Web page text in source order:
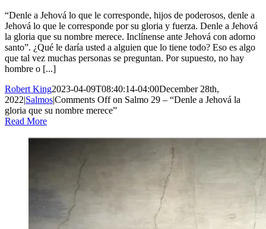
“Denle a Jehová lo que le corresponde, hijos de poderosos, denle a
Jehová lo que le corresponde por su gloria y fuerza. Denle a Jehová
la gloria que su nombre merece. Inclínense ante Jehová con adorno
santo”. ¿Qué le daría usted a alguien que lo tiene todo? Eso es algo
que tal vez muchas personas se preguntan. Por supuesto, no hay
hombre o [...]
Robert King2023-04-09T08:40:14-04:00December 28th,
2022|Salmos|Comments Offon Salmo 29 – “Denle a Jehová la
gloria que su nombre merece”
Read More